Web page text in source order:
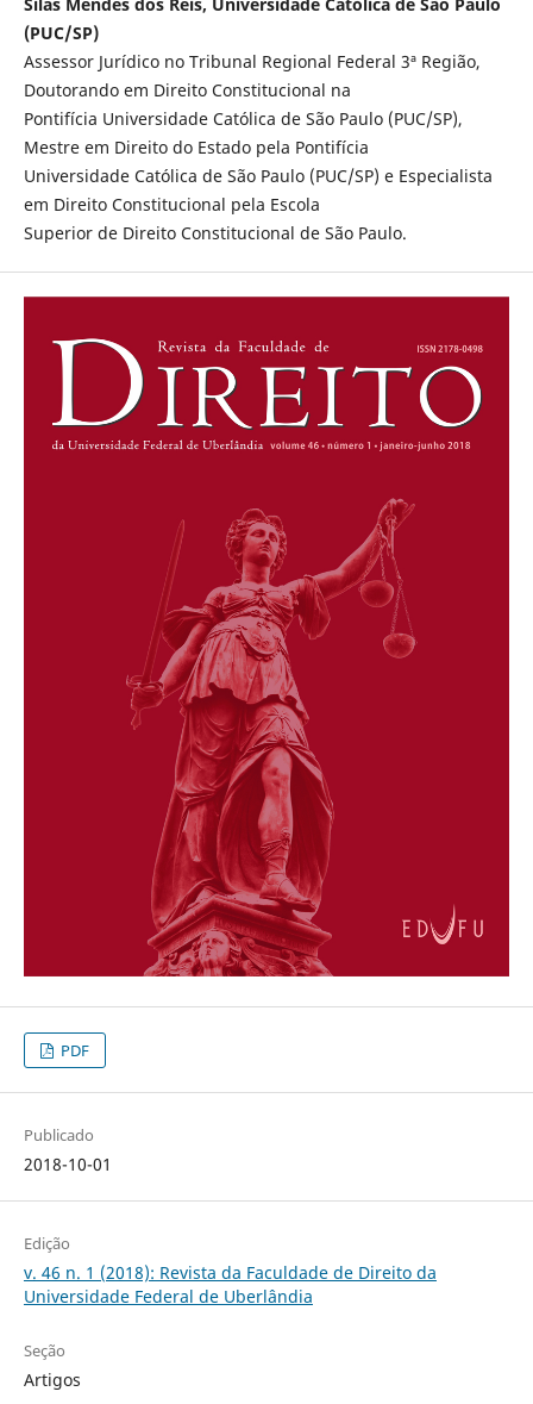
(PUC/SP)
Assessor Jurídico no Tribunal Regional Federal 3ª Região,
Doutorando em Direito Constitucional na
Pontifícia Universidade Católica de São Paulo (PUC/SP),
Mestre em Direito do Estado pela Pontifícia
Universidade Católica de São Paulo (PUC/SP) e Especialista
em Direito Constitucional pela Escola
Superior de Direito Constitucional de São Paulo.
PDF
Publicado
2018-10-01
Edição
v. 46 n. 1 (2018): Revista da Faculdade de Direito da
Universidade Federal de Uberlândia
Seção
Artigos